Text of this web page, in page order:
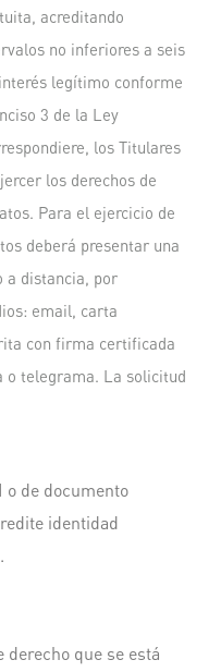
acreditando
no inferiores a seis
legítimo conforme
3 de la Ley
los Titulares
los derechos de
Para el ejercicio de
deberá presentar una
a distancia, por
email, carta
con firma certificada
o telegrama. La solicitud
o de documento
identidad
que se está